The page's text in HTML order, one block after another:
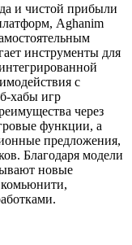
и чистой прибыли
Aghanim
инструменты для
с
хабы игр
через
функции, а
предложения,
Благодаря модели
новые
комьюнити,